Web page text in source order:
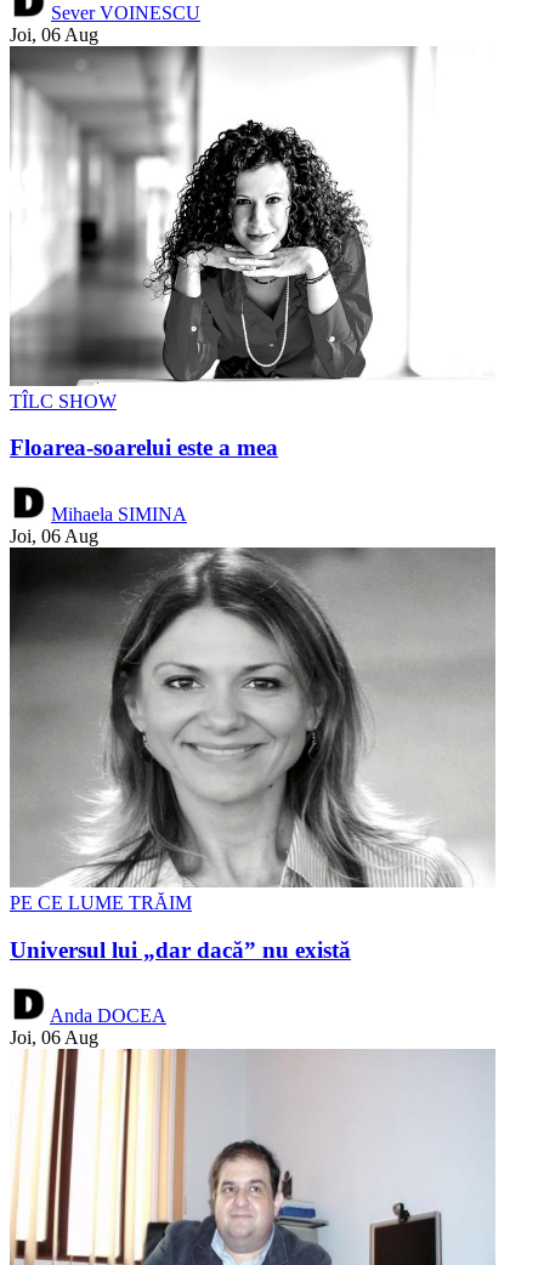
Sever VOINESCU
Joi, 06 Aug
TÎLC SHOW
Floarea-soarelui este a mea
Mihaela SIMINA
Joi, 06 Aug
PE CE LUME TRĂIM
Universul lui „dar dacă” nu există
Anda DOCEA
Joi, 06 Aug